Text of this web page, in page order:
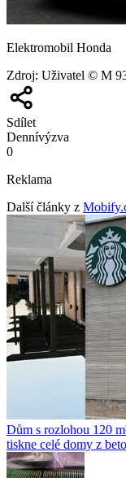
Elektromobil Honda
Zdroj: Uživatel © M
Sdílet
Dennívýzva
0
Reklama
Další články z
Dům s rozlohou 120
tiskne celé domy z